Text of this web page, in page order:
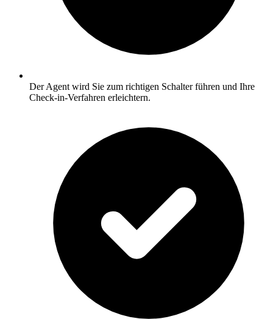
Der Agent wird Sie zum richtigen Schalter führen und Ihre
Check-in-Verfahren erleichtern.